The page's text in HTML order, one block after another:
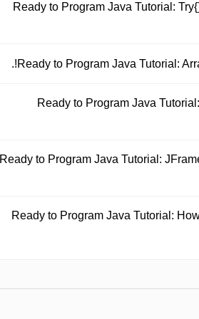
Ready to Program Java Tutorial:
Ready to Program Java
Ready to Program Java Tutorial:
Ready to Program Java Tutorial: